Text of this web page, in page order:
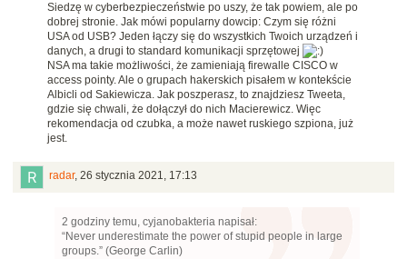
Siedzę w cyberbezpieczeństwie po uszy, że tak powiem, ale po
dobrej stronie. Jak mówi popularny dowcip: Czym się różni
USA od USB? Jeden łączy się do wszystkich Twoich urządzeń i
danych, a drugi to standard komunikacji sprzętowej
NSA ma takie możliwości, że zamieniają firewalle CISCO w
access pointy. Ale o grupach hakerskich pisałem w kontekście
Albicli od Sakiewicza. Jak poszperasz, to znajdziesz Tweeta,
gdzie się chwali, że dołączył do nich Macierewicz. Więc
rekomendacja od czubka, a może nawet ruskiego szpiona, już
jest.
radar, 26 stycznia 2021, 17:13
2 godziny temu, cyjanobakteria napisał:
“Never underestimate the power of stupid people in large
groups.” (George Carlin)